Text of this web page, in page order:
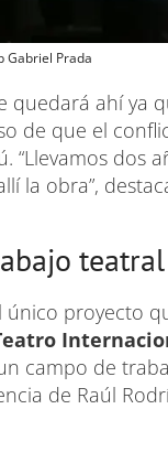
Gabriel Prada
quedará ahí ya
de que el
“Llevamos dos
la obra”,
teatral
único proyecto
campo de
de Raúl